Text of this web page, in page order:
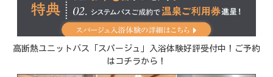
高断熱ユニットバス「スパージュ」入浴体験好評受付中！ご予約
はコチラから！